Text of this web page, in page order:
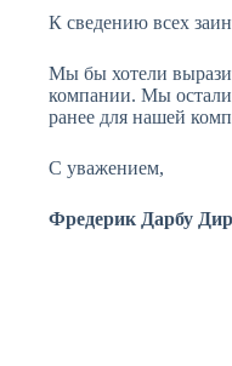
К сведению всех
Мы бы хотели
компании. Мы
ранее для нашей
С уважением,
Фредерик Дарбу